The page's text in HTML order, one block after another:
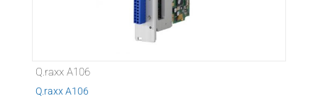
Q.raxx A106
Q.raxx A106